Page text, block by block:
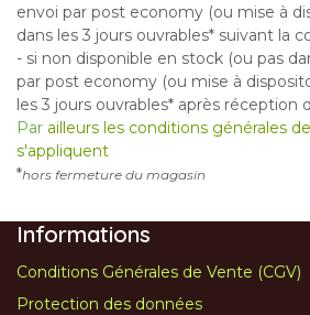
envoi par post economy (ou mise à
dans les 3 jours ouvrables* suivant la
- si non disponible en stock (ou pas
par post economy (ou mise à
les 3 jours ouvrables* après réception
Par ailleurs les conditions générales
s'appliquent
*hors fermeture du magasin
Informations
Conditions Générales de Vente (CGV)
Protection des données